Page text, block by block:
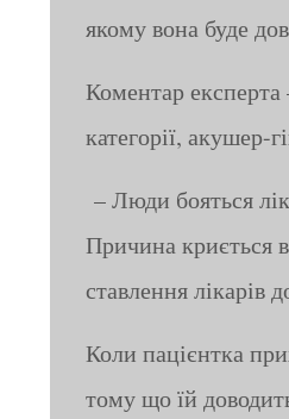
якому вона буде
Коментар
категорії, акушер-
– Люди бояться
Причина криється
ставлення лікарів
Коли пацієнтка
тому що їй